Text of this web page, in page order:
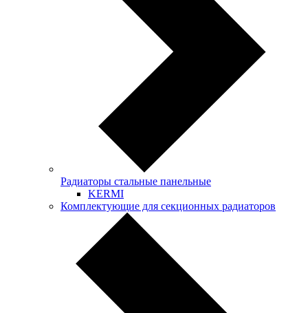
Радиаторы стальные панельные
KERMI
Комплектующие для секционных радиаторов